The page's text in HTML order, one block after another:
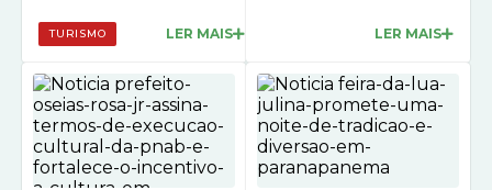
Editais
Secretarias
A Nossa Cidade
fortalecer o...
TURISMO LER MAIS
resíduos e contribuir
LER MAIS